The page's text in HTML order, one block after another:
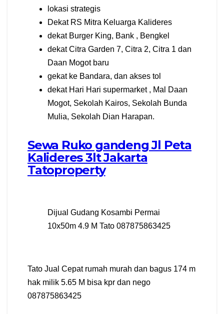
lokasi strategis
Dekat RS Mitra Keluarga Kalideres
dekat Burger King, Bank , Bengkel
dekat Citra Garden 7, Citra 2, Citra 1 dan
Daan Mogot baru
gekat ke Bandara, dan akses tol
dekat Hari Hari supermarket , Mal Daan
Mogot, Sekolah Kairos, Sekolah Bunda
Mulia, Sekolah Dian Harapan.
Sewa Ruko gandeng Jl Peta
Kalideres 3lt Jakarta
Tatoproperty
Dijual Gudang Kosambi Permai
10x50m 4.9 M Tato 087875863425
Tato Jual Cepat rumah murah dan bagus 174 m
hak milik 5.65 M bisa kpr dan nego
087875863425